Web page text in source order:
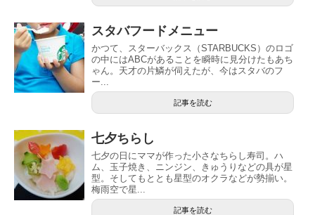
スタバフードメニュー
かつて、スターバックス（STARBUCKS）のロゴ
の中にはABCがあることを瞬時に見分けたもあち
ゃん。天才の片鱗が伺えたが、今はスタバのフ
ー...
記事を読む
七夕ちらし
七夕の日にママが作った小さなちらし寿司。ハ
ム、玉子焼き、ニンジン、きゅうりなどの具が星
型。そしてもととも星型のオクラなどが勢揃い。
梅雨空で星...
記事を読む